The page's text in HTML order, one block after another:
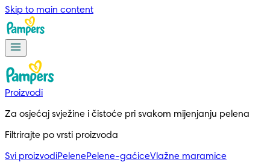
Skip to main content
Proizvodi
Za osjećaj svježine i čistoće pri svakom mijenjanju pelena
Filtrirajte po vrsti proizvoda
Svi proizvodiPelenePelene-gaćiceVlažne maramice